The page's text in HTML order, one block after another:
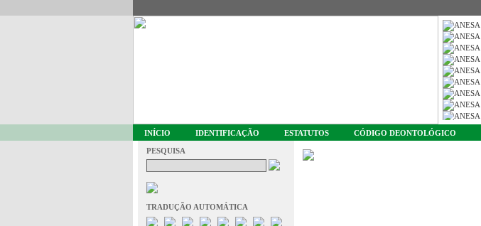
INÍCIO IDENTIFICAÇÃO ESTATUTOS CÓDIGO DEONTOLÓGICO
PESQUISA
TRADUÇÃO AUTOMÁTICA